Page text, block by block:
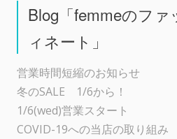
Blog「femmeのフ
ィネート」
営業時間短縮のお知らせ
冬のSALE 1/6から！
1/6(wed)営業スタート
COVID-19への当店の取り組